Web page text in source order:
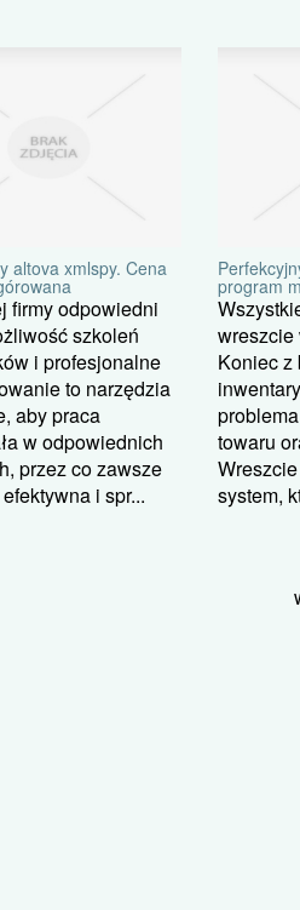
altova xmlspy. Cena
firmy odpowiedni
szkoleń
i profesjonalne
to narzędzia
aby praca
w odpowiednich
przez co zawsze
i spr...
program
wreszcie
Koniec z
towaru
system,